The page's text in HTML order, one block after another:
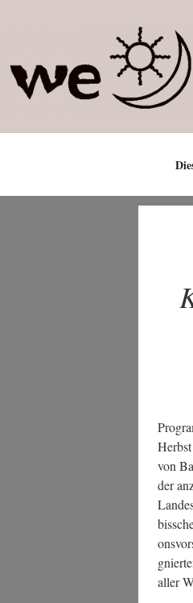
von
der
aller